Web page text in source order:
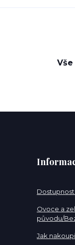
Ovoce a
původu/
Jak